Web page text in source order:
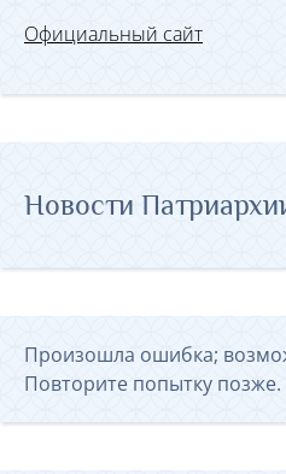
Официальный сайт
Новости
Произошла ошибка;
Повторите попытку позже.